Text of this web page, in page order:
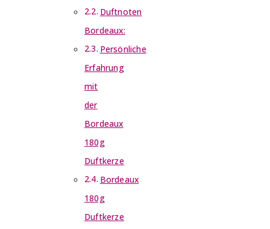
Duftnoten
Bordeaux:
Persönliche
Erfahrung
mit
der
Bordeaux
180g
Duftkerze
Bordeaux
180g
Duftkerze